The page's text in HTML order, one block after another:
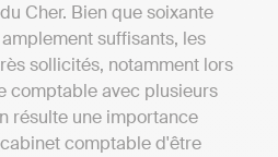
Cher. Bien que soixante
suffisants, les
sollicités, notamment lors
comptable avec plusieurs
résulte une importance
comptable d'être